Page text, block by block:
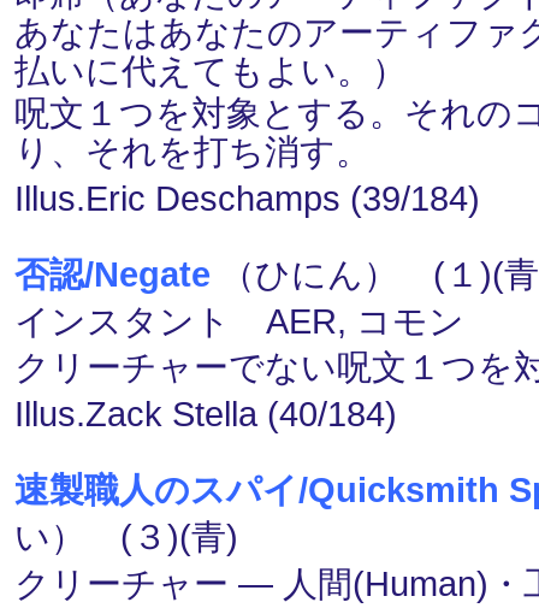
あなたはあなたのアーティファ
払いに代えてもよい。）
呪文１つを対象とする。それの
り、それを打ち消す。
Illus.Eric Deschamps (39/184)
否認/Negate （ひにん） (１)(
インスタント AER, コモン
クリーチャーでない呪文１つを
Illus.Zack Stella (40/184)
速製職人のスパイ/Quicksmith
い） (３)(青)
クリーチャー ― 人間(Human)